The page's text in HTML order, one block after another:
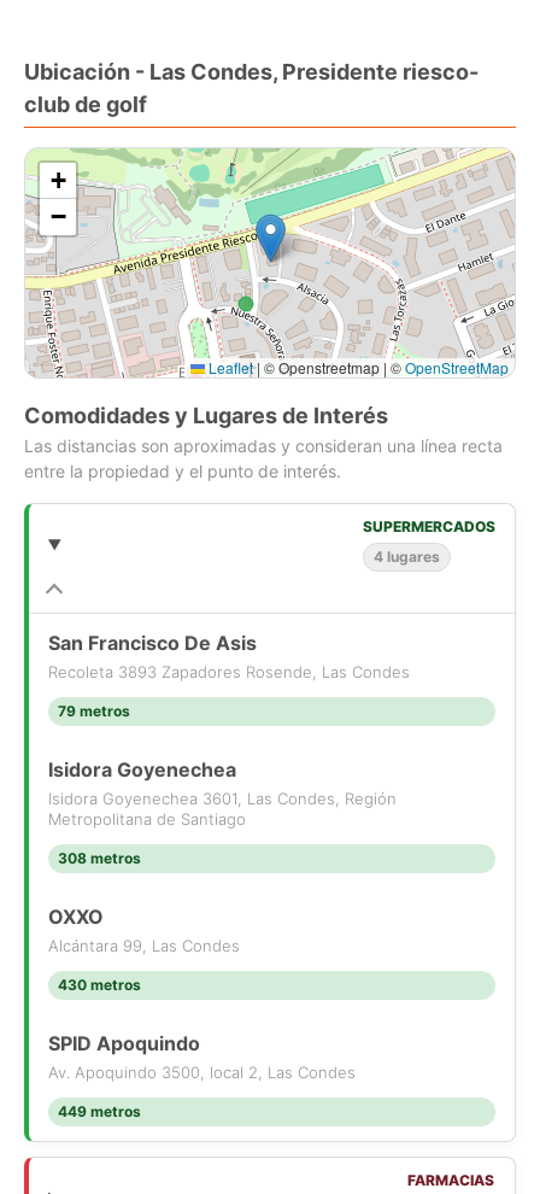
3 habitaciones dos en suite + 1 baño completo / Habitación
principal independiente
Amplia cocina equipada,
Habitación y baño de servicio
Lavadero
Puerta y ascensor de servicio
3 estacionamientos
1 bodega
Para mas info
contacto disponibles]
Ubicación - Las Condes, Presidente riesco-
club de golf
+
−
Leaflet | © Openstreetmap | ©OpenStreetMap
Comodidades y Lugares de Interés
Las distancias son aproximadas y consideran una línea recta
entre la propiedad y el punto de interés.
SUPERMERCADOS
4 lugares
San Francisco De Asis
Recoleta 3893 Zapadores Rosende, Las Condes
79 metros
Isidora Goyenechea
Isidora Goyenechea 3601, Las Condes, Región
Metropolitana de Santiago
308 metros
OXXO
Alcántara 99, Las Condes
430 metros
SPID Apoquindo
Av. Apoquindo 3500, local 2, Las Condes
449 metros
FARMACIAS